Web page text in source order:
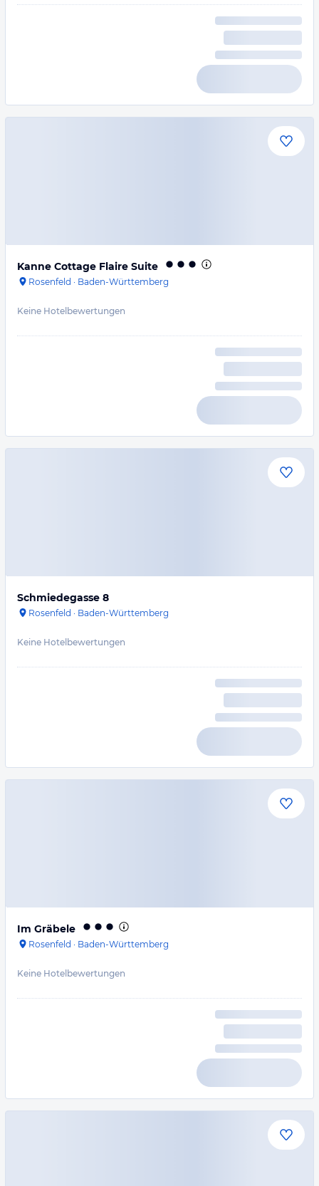
Kanne Cottage Flaire Suite
Rosenfeld · Baden-Württemberg
Keine Hotelbewertungen
Schmiedegasse 8
Rosenfeld · Baden-Württemberg
Keine Hotelbewertungen
Im Gräbele
Rosenfeld · Baden-Württemberg
Keine Hotelbewertungen